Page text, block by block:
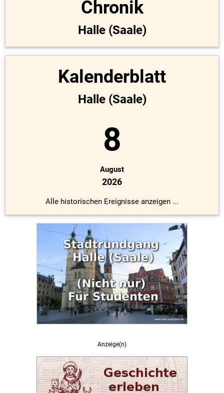
Chronik
Halle (Saale)
Kalenderblatt
Halle (Saale)
8
August
2026
Alle historischen Ereignisse anzeigen ...
Anzeige(n)